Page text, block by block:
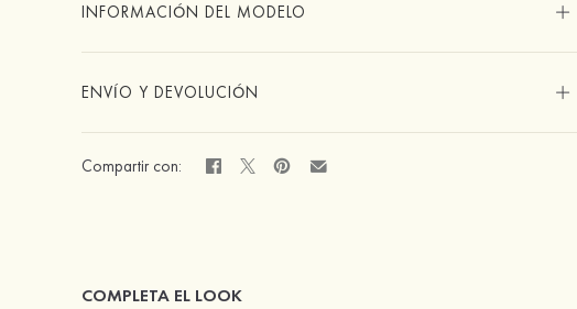
INFORMACIÓN DEL MODELO
ENVÍO Y DEVOLUCIÓN
Compartir con:
COMPLETA EL LOOK